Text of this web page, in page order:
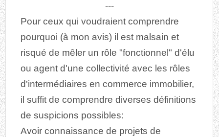
---
Pour ceux qui voudraient comprendre
pourquoi (à mon avis) il est malsain et
risqué de mêler un rôle "fonctionnel" d'élu
ou agent d'une collectivité avec les rôles
d'intermédiaires en commerce immobilier,
il suffit de comprendre diverses définitions
de suspicions possibles:
Avoir connaissance de projets de